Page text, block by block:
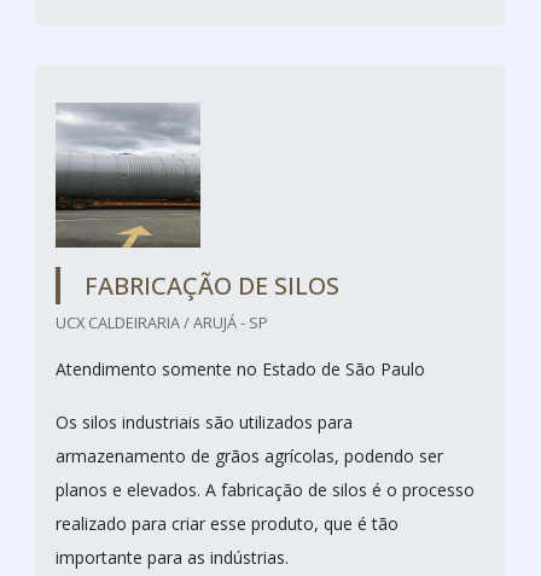
FABRICAÇÃO DE SILOS
UCX CALDEIRARIA / ARUJÁ - SP
Atendimento somente no Estado de São Paulo
Os silos industriais são utilizados para
armazenamento de grãos agrícolas, podendo ser
planos e elevados. A fabricação de silos é o processo
realizado para criar esse produto, que é tão
importante para as indústrias.